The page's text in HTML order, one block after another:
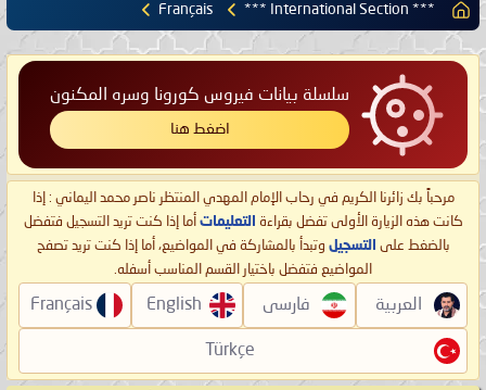
*** International Section ***
Français
سلسلة بيانات فيروس كورونا وسره المكنون
اضغط هنا
مرحباً بك زائرنا الكريم في رحاب الإمام المهدي المنتظر ناصر محمد اليماني : إذا
كانت هذه الزيارة الأولى تفضل بقراءة التعليمات أما إذا كنت تريد التسجيل فتفضل
بالضغط على التسجيل وتبدأ بالمشاركة في المواضيع، أما إذا كنت تريد تصفح
المواضيع فتفضل باختيار القسم المناسب أسفله.
العربية فارسی English
Français
Türkçe